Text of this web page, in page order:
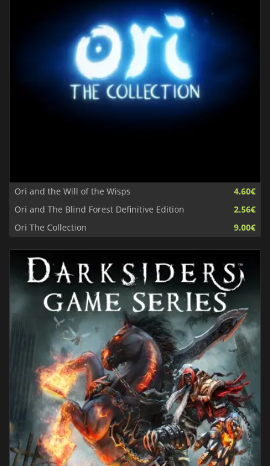
Ori and the Will of the Wisps
4.60€
Ori and The Blind Forest Definitive Edition
2.56€
Ori The Collection
9.00€